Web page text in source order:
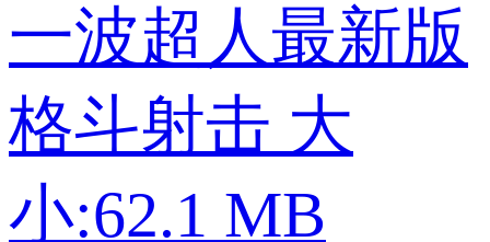
一波超人最新版
格斗射击 大
小:62.1 MB